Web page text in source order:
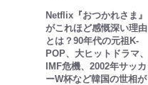
Netflix『おつかれさま』
がこれほど感慨深い理由
とは？90年代の元祖K-
POP、大ヒットドラマ、
IMF危機、2002年サッカ
ーW杯など韓国の世相が